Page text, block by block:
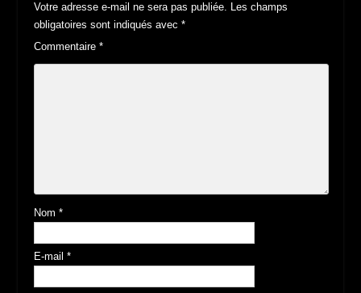
Votre adresse e-mail ne sera pas publiée. Les champs
obligatoires sont indiqués avec*
Commentaire*
Nom*
E-mail*